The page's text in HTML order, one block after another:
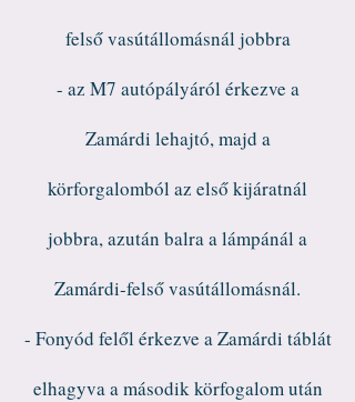
felső vasútállomásnál jobbra
- az M7 autópályáról érkezve a
Zamárdi lehajtó, majd a
körforgalomból az első kijáratnál
jobbra, azután balra a lámpánál a
Zamárdi-felső vasútállomásnál.
- Fonyód felől érkezve a Zamárdi táblát
elhagyva a második körfogalom után